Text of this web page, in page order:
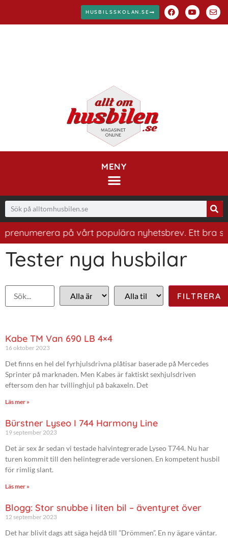
HUSBILSSKOLAN.SE
MENY
på vårt populära nyhetsbrev. Ett bra sätt
Tester nya husbilar
Kabe TM Van 690 LB 4×4
16 oktober 2023
Det finns en hel del fyrhjulsdrivna plåtisar baserade på Mercedes
Sprinter på marknaden. Men Kabes är faktiskt sexhjulsdriven
eftersom den har tvillinghjul på bakaxeln. Det
Läs mer »
Bürstner Lyseo I 744 Harmony Line
19 september 2023
Det är sex år sedan vi testade halvintegrerade Lyseo T744. Nu har
turen kommit till den helintegrerade versionen. En kompetent husbil
för rimlig slant.
Läs mer »
Blogg: Stor snubbe i liten bil – äventyret över
12 september 2023
Det har blivit dags att säga hejdå till ”Drömmen”. En ny ägare väntar.